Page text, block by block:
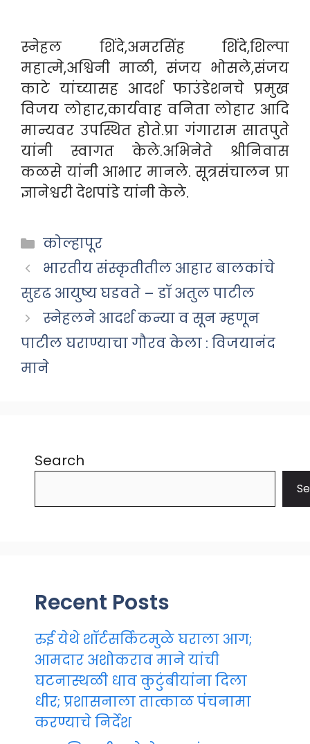
स्नेहल शिंदे,अमरसिंह शिंदे,शिल्पा
महात्मे,अश्विनी माळी, संजय भोसले,संजय
काटे यांच्यासह आदर्श फाउंडेशनचे प्रमुख
विजय लोहार,कार्यवाह वनिता लोहार आदि
मान्यवर उपस्थित होते.प्रा गंगाराम सातपुते
यांनी स्वागत केले.अभिनेते श्रीनिवास
कळसे यांनी आभार मानले. सूत्रसंचालन प्रा
ज्ञानेश्वरी देशपांडे यांनी केले.
Categories
कोल्हापूर
भारतीय संस्कृतीतील आहार बालकांचे
सुदृढ आयुष्य घडवते – डॉ अतुल पाटील
स्नेहलने आदर्श कन्या व सून म्हणून
पाटील घराण्याचा गौरव केला : विजयानंद
माने
Search
Recent Posts
रुई येथे शॉर्टसर्किटमुळे घराला आग;
आमदार अशोकराव माने यांची
घटनास्थळी धाव कुटुंबीयांना दिला
धीर; प्रशासनाला तात्काळ पंचनामा
करण्याचे निर्देश